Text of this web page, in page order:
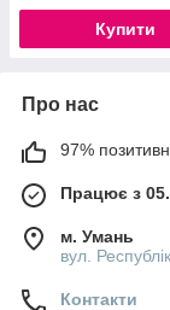
Купити
Про нас
97%
Працює з
м. Умань
вул.
Контакти